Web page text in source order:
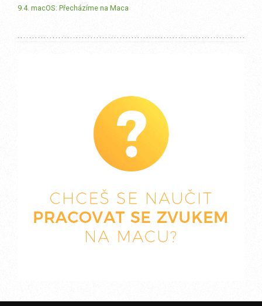
9.4. macOS: Přecházíme na Maca